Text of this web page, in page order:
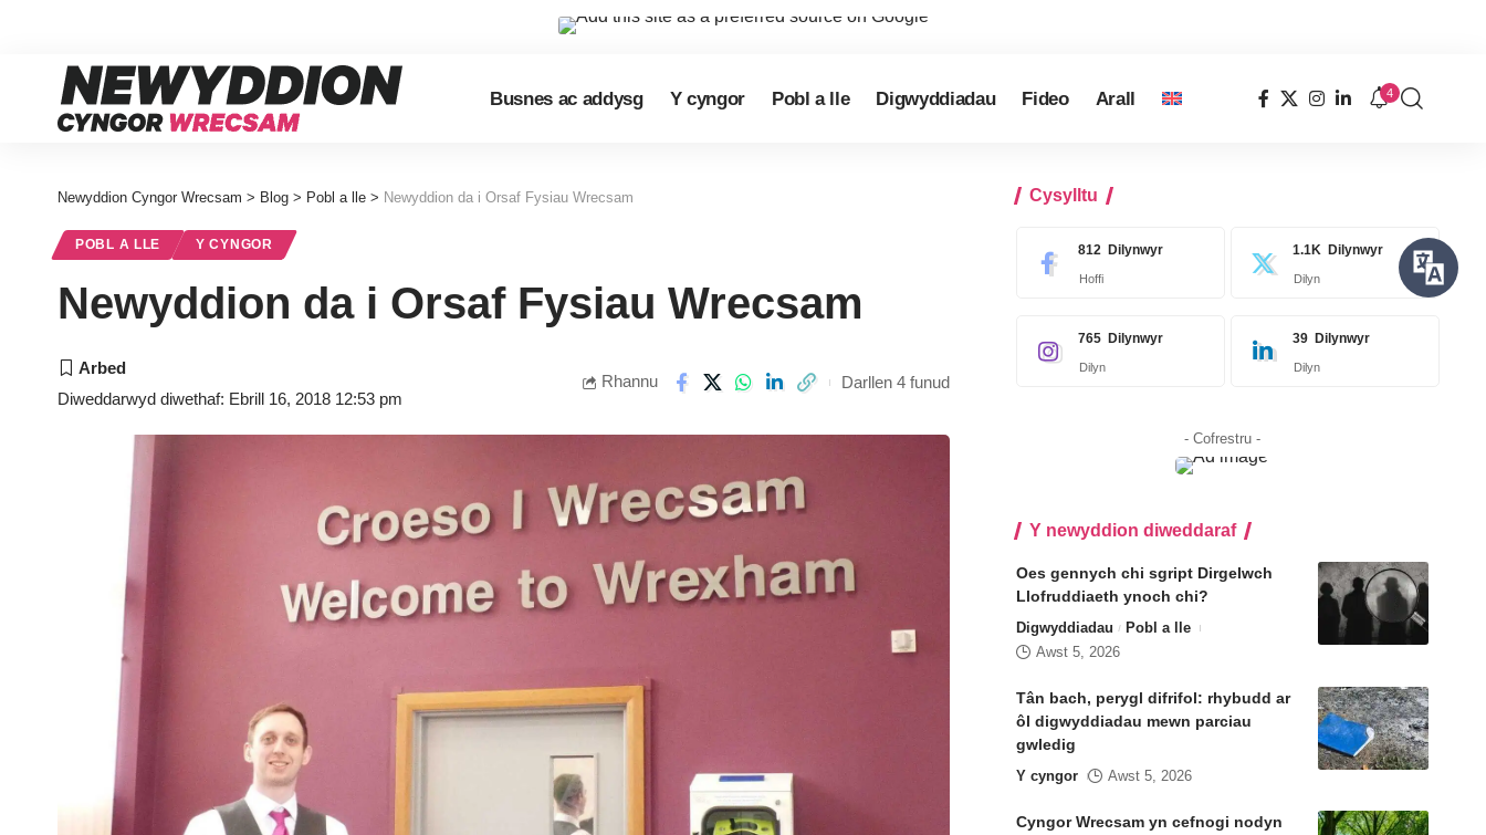
Busnes ac addysg Y cyngor Pobl a lle Digwyddiadau Fideo Arall 4
Newyddion Cyngor Wrecsam > Blog > Pobl a lle > Newyddion da i Orsaf Fysiau Wrecsam
POBL A LLE Y CYNGOR
Newyddion da i Orsaf Fysiau Wrecsam
Diweddarwyd diwethaf: Ebrill 16, 2018 12:53 pm
Rhannu Darllen 4 funud
Cysylltu
812 Dilynwyr
Hoffi
1.1K Dilynwyr
Dilyn
765 Dilynwyr
Dilyn
39 Dilynwyr
Dilyn
- Cofrestru -
Y newyddion diweddaraf
Oes gennych chi sgript Dirgelwch
Llofruddiaeth ynoch chi?
Digwyddiadau
Pobl a lle
Awst 5, 2026
Tân bach, perygl difrifol: rhybudd ar
ôl digwyddiadau mewn parciau
gwledig
Y cyngor Awst 5, 2026
Cyngor Wrecsam yn cefnogi nodyn